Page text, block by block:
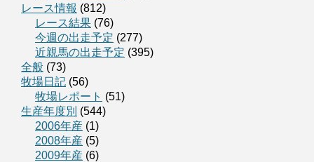
レース情報 (812)
レース結果 (76)
今週の出走予定 (277)
近親馬の出走予定 (395)
全般 (73)
牧場日記 (56)
牧場レポート (51)
生産年度別 (544)
2006年産 (1)
2008年産 (5)
2009年産 (6)